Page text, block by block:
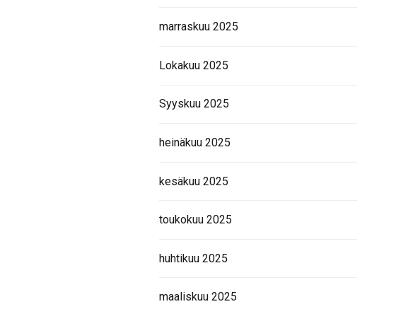
marraskuu 2025
Lokakuu 2025
Syyskuu 2025
heinäkuu 2025
kesäkuu 2025
toukokuu 2025
huhtikuu 2025
maaliskuu 2025